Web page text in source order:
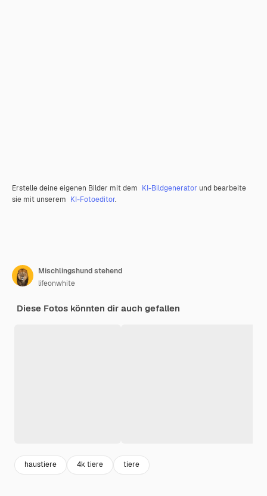
Erstelle deine eigenen Bilder mit dem KI-Bildgenerator und bearbeite
sie mit unserem KI-Fotoeditor.
Mischlingshund stehend
lifeonwhite
Diese Fotos könnten dir auch gefallen
haustiere 4k tiere tiere